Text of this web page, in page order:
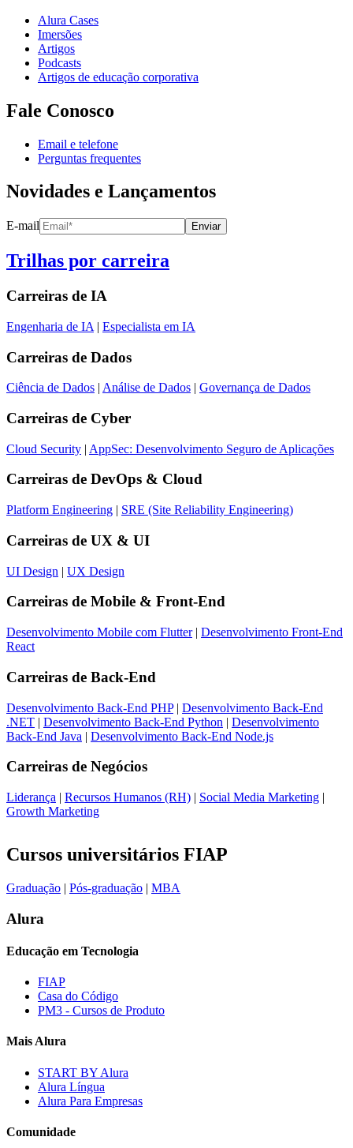
Alura Cases
Imersões
Artigos
Podcasts
Artigos de educação corporativa
Fale Conosco
Email e telefone
Perguntas frequentes
Novidades e Lançamentos
E-mail Enviar
Trilhas por carreira
Carreiras de IA
Engenharia de IA | Especialista em IA
Carreiras de Dados
Ciência de Dados | Análise de Dados | Governança de Dados
Carreiras de Cyber
Cloud Security | AppSec: Desenvolvimento Seguro de Aplicações
Carreiras de DevOps & Cloud
Platform Engineering | SRE (Site Reliability Engineering)
Carreiras de UX & UI
UI Design | UX Design
Carreiras de Mobile & Front-End
Desenvolvimento Mobile com Flutter| Desenvolvimento Front-End
React
Carreiras de Back-End
Desenvolvimento Back-End PHP| Desenvolvimento Back-End
.NET | Desenvolvimento Back-End Python | Desenvolvimento
Back-End Java | Desenvolvimento Back-End Node.js
Carreiras de Negócios
Liderança | Recursos Humanos (RH) | Social Media Marketing |
Growth Marketing
Cursos universitários FIAP
Graduação | Pós-graduação | MBA
Alura
Educação em Tecnologia
FIAP
Casa do Código
PM3 - Cursos de Produto
Mais Alura
START BY Alura
Alura Língua
Alura Para Empresas
Comunidade